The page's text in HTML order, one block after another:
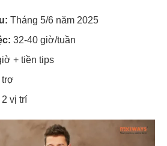
Tháng 5/6 năm 2025
32-40 giờ/tuần
+ tiền tips
trợ
2 vị trí